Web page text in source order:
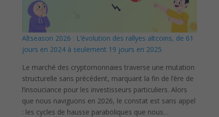
Altseason 2026 : L’évolution des rallyes altcoins, de 61
jours en 2024 à seulement 19 jours en 2025
Le marché des cryptomonnaies traverse une mutation
structurelle sans précédent, marquant la fin de l’ère de
l’insouciance pour les investisseurs particuliers. Alors
que nous naviguons en 2026, le constat est sans appel
: les cycles de hausse paraboliques que nous…